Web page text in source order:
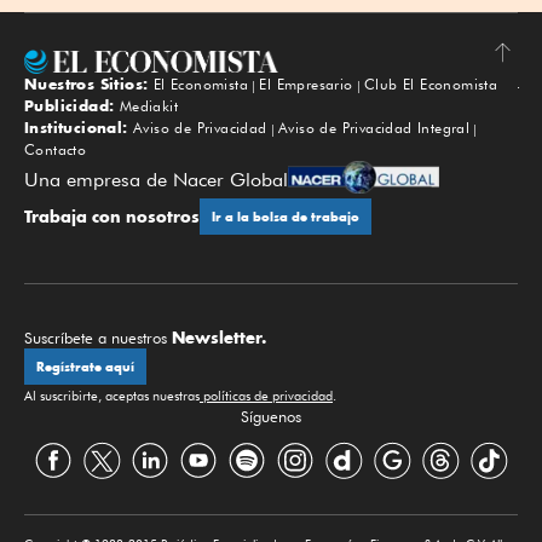
Subir
Nuestros Sitios: El Economista El Empresario
Club El Economista
Publicidad: Mediakit
Institucional: Aviso de Privacidad
Aviso de Privacidad Integral
Contacto
Una empresa de Nacer Global
Trabaja con nosotros Ir a la bolsa de trabajo
Suscríbete a nuestros Newsletter.
Regístrate aquí
Al suscribirte, aceptas nuestras políticas de privacidad.
Síguenos